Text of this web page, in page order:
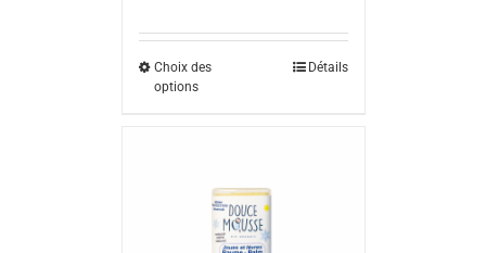
Choix des
options
Détails